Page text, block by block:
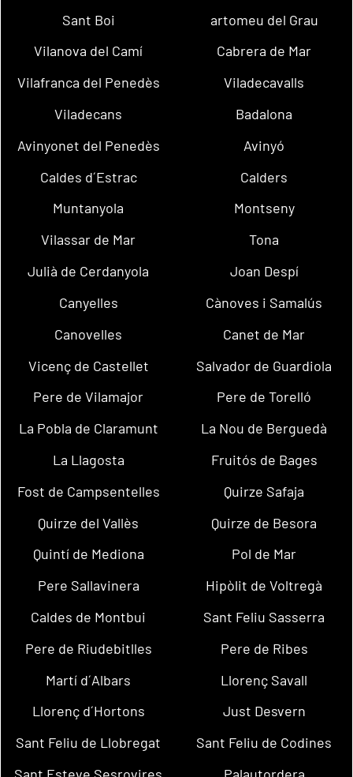
Sant Boi
artomeu del Grau
Vilanova del Camí
Cabrera de Mar
Vilafranca del Penedès
Viladecavalls
Viladecans
Badalona
Avinyonet del Penedès
Avinyó
Caldes d´Estrac
Calders
Muntanyola
Montseny
Vilassar de Mar
Tona
Julià de Cerdanyola
Joan Despí
Canyelles
Cànoves i Samalús
Canovelles
Canet de Mar
Vicenç de Castellet
Salvador de Guardiola
Pere de Vilamajor
Pere de Torelló
La Pobla de Claramunt
La Nou de Berguedà
La Llagosta
Fruitós de Bages
Fost de Campsentelles
Quirze Safaja
Quirze del Vallès
Quirze de Besora
Quintí de Mediona
Pol de Mar
Pere Sallavinera
Hipòlit de Voltregà
Caldes de Montbui
Sant Feliu Sasserra
Pere de Riudebitlles
Pere de Ribes
Martí d´Albars
Llorenç Savall
Llorenç d´Hortons
Just Desvern
Sant Feliu de Llobregat
Sant Feliu de Codines